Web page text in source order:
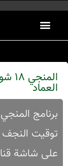
العماد
توقیت النجف
علی شاشة